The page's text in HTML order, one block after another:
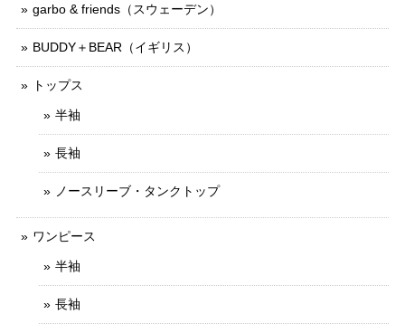
garbo & friends（スウェーデン）
BUDDY＋BEAR（イギリス）
トップス
半袖
長袖
ノースリーブ・タンクトップ
ワンピース
半袖
長袖